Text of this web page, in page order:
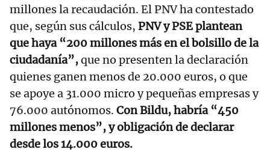
millones la recaudación. El PNV ha contestado
que, según sus cálculos, PNV y PSE plantean
que haya “200 millones más en el bolsillo de la
ciudadanía”,que no presenten la declaración
quienes ganen menos de 20.000 euros, o que
se apoye a 31.000 micro y pequeñas empresas y
76.000 autónomos. Con Bildu, habría “450
millones menos”, y obligación de declarar
desde los 14.000 euros.